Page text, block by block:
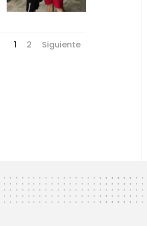
1 2 Siguiente